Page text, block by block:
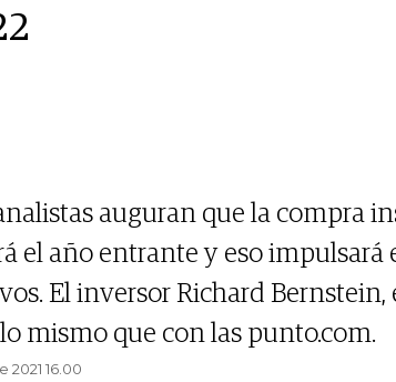
auguran que la compra
el año entrante y eso impulsará
El inversor Richard Bernstein,
mismo que con las punto.com.
2021 16.00